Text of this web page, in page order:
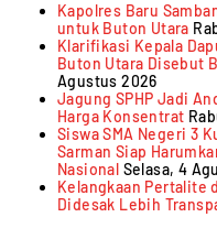
Kapolres Baru
untuk Buton Utara
Klarifikasi Kepala
Buton Utara Disebut
Agustus 2026
Jagung SPHP Jadi
Harga Konsentrat
Siswa SMA Negeri 3
Sarman Siap
Nasional Selasa, 4
Kelangkaan Pertalite
Didesak Lebih